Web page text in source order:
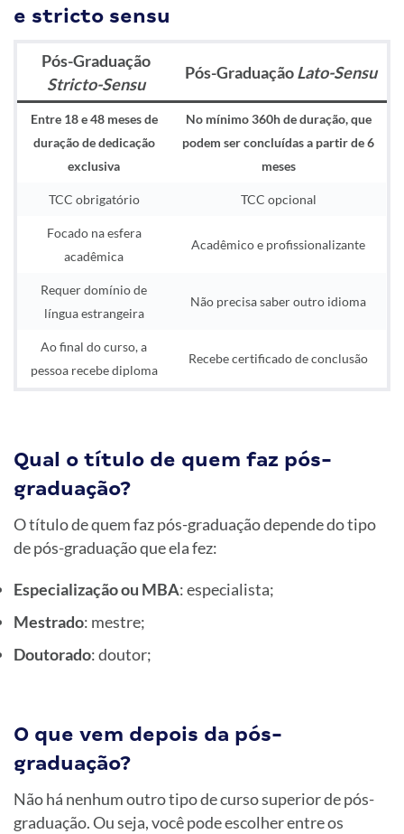
e stricto sensu
Pós-Graduação
Stricto-Sensu
Pós-GraduaçãoLato-Sensu
Entre 18 e 48 meses de
duração de dedicação
exclusiva
No mínimo 360h de duração, que
podem ser concluídas a partir de 6
meses
TCC obrigatório TCC opcional
Focado na esfera
acadêmica
Acadêmico e profissionalizante
Requer domínio de
língua estrangeira
Não precisa saber outro idioma
Ao final do curso, a
pessoa recebe diploma
Recebe certificado de conclusão
Qual o título de quem faz pós-
graduação?
O título de quem faz pós-graduação depende do tipo
de pós-graduação que ela fez:
Especialização ou MBA: especialista;
Mestrado: mestre;
Doutorado: doutor;
O que vem depois da pós-
graduação?
Não há nenhum outro tipo de curso superior de pós-
graduação. Ou seja, você pode escolher entre os